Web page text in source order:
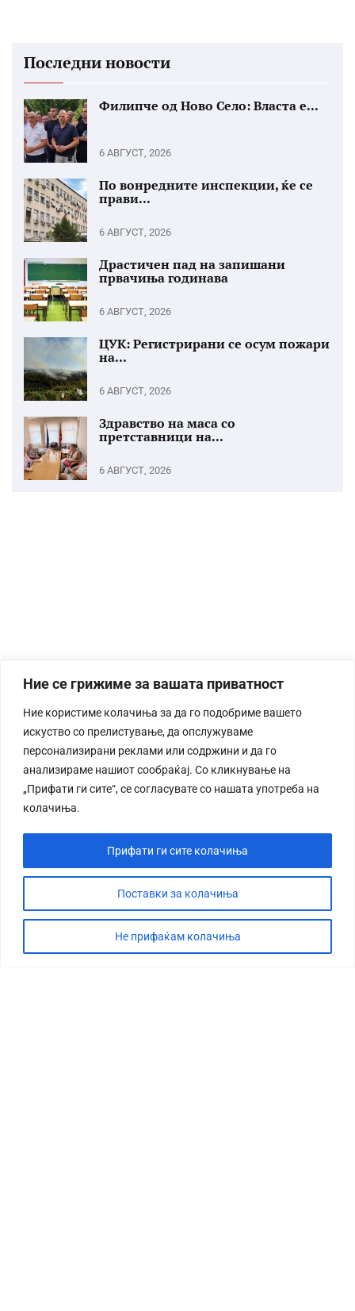
Ние се грижиме за вашата приватност
Ние користиме колачиња за да го подобриме вашето
искуство со прелистување, да опслужуваме
персонализирани реклами или содржини и да го
анализираме нашиот сообраќај. Со кликнување на
„Прифати ги сите“, се согласувате со нашата употреба на
колачиња.
Поставки за колачиња
Не прифаќам колачиња
Прифати ги сите колачиња
Последни новости
Филипче од Ново Село: Власта е...
6 АВГУСТ, 2026
По вонредните инспекции, ќе се
прави...
6 АВГУСТ, 2026
Драстичен пад на запишани
првачиња годинава
6 АВГУСТ, 2026
ЦУК: Регистрирани се осум пожари
на...
6 АВГУСТ, 2026
Здравство на маса со
претставници на...
6 АВГУСТ, 2026